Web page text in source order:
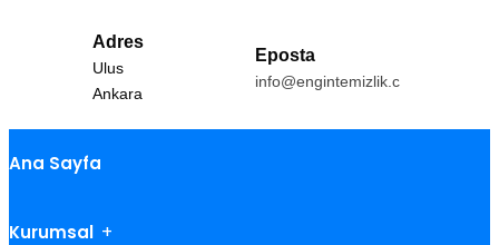
Adres
Ulus
Ankara
Eposta
info@engintemizlik.com
Ana Sayfa
Kurumsal